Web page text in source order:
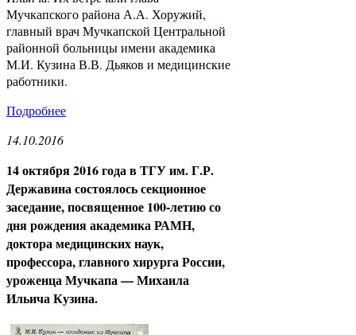
Мучкапского района А.А. Хоружий,
главный врач Мучкапской Центральной
районной больницы имени академика
М.И. Кузина В.В. Дьяков и медицинские
работники.
Подробнее
14.10.2016
14 октября 2016 года в ТГУ им. Г.Р.
Державина состоялось секционное
заседание, посвященное 100-летию со
дня рождения академика РАМН,
доктора медицинских наук,
профессора, главного хирурга России,
уроженца Мучкапа — Михаила
Ильича Кузина.